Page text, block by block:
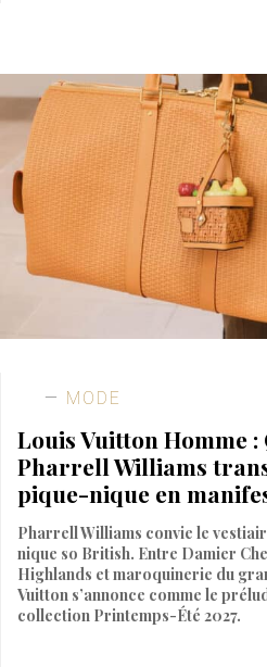
MODE
Louis Vuitton Homme :
Pharrell Williams
pique-nique en
Pharrell Williams convie le
nique so British. Entre Damier
Highlands et maroquinerie du
Vuitton s’annonce comme le
collection Printemps-Été 2027.